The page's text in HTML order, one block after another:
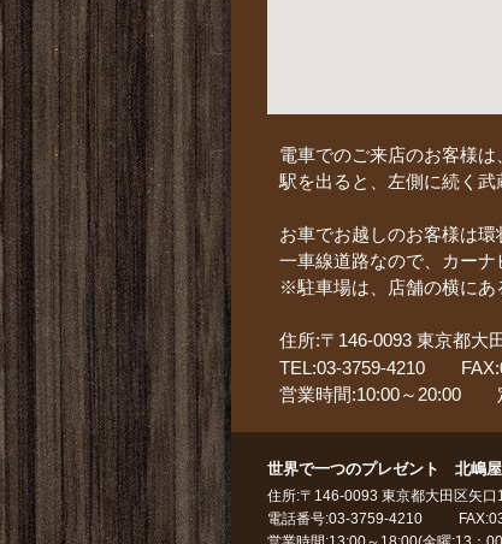
電車でのご来店のお客様は
駅を出ると、左側に続く武
お車でお越しのお客様は
一車線道路なので、カーナ
※駐車場は、店舗の横にあ
住所:〒146-0093 東京都大
TEL:03-3759-4210
営業時間:10:00～20:00
世界で一つのプレゼント 北嶋屋
住所:〒146-0093 東京都大田区矢口
電話番号:03-3759-4210